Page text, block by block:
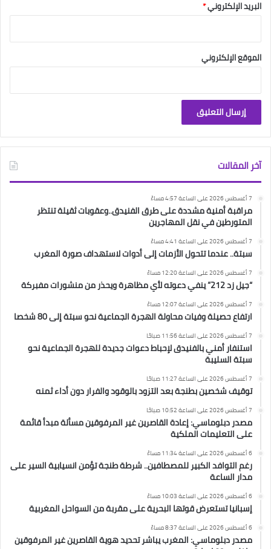
البريد الإلكتروني*
الموقع الإلكتروني
آخر المقالات
7 أغسطس 2026 على الساعة 4:57 مساءً
مراقبة أمنية مشددة على طرق الفنيدق..وعقوبات ثقيلة تنتظر
المتورطين في نقل المهاجرين
7 أغسطس 2026 على الساعة 4:41 مساءً
سبتة.. عندما تتحول الأزمات إلى أدوات لاستهداف صورة المغرب
7 أغسطس 2026 على الساعة 12:20 مساءً
“جيل زد 212” ينفي دعوته لأي مظاهرة ويحذر من منشورات مفبركة
7 أغسطس 2026 على الساعة 12:07 مساءً
ارتفاع حصيلة وفيات محاولة الهجرة الجماعية نحو سبتة إلى 80 شخصا
7 أغسطس 2026 على الساعة 11:56 صباحًا
استنفار أمني بالفنيدق لإحباط دعوات جديدة للهجرة الجماعية نحو
سبتة السليبة
7 أغسطس 2026 على الساعة 11:27 صباحًا
توقيف شخصين بطنجة بعد التزود بالوقود والفرار دون أداء ثمنه
7 أغسطس 2026 على الساعة 10:52 صباحًا
مصدر دبلوماسي: إعادة القاصرين غير المرفوقين مسألة مبدأ قائمة
على التعليمات الملكية
6 أغسطس 2026 على الساعة 11:34 مساءً
رغم التوافد الكبير للمصطافين.. شرطة طنجة تؤمن انسيابية السير على
مدار الساعة
6 أغسطس 2026 على الساعة 10:03 مساءً
إسبانيا تستعرض قوتها البحرية على مقربة من السواحل المغربية
6 أغسطس 2026 على الساعة 8:37 مساءً
مصدر دبلوماسي: المغرب يباشر تحديد هوية القاصرين غير المرفوقين